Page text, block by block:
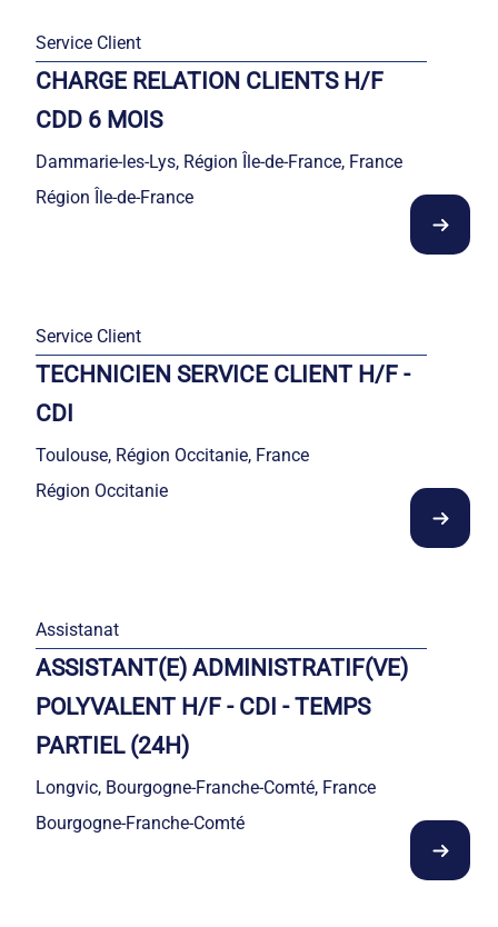
Service Client
CHARGE RELATION CLIENTS H/F
CDD 6 MOIS
Dammarie-les-Lys, Région Île-de-France, France
Région Île-de-France
Service Client
TECHNICIEN SERVICE CLIENT H/F -
CDI
Toulouse, Région Occitanie, France
Région Occitanie
Assistanat
ASSISTANT(E) ADMINISTRATIF(VE)
POLYVALENT H/F - CDI - TEMPS
PARTIEL (24H)
Longvic, Bourgogne-Franche-Comté, France
Bourgogne-Franche-Comté